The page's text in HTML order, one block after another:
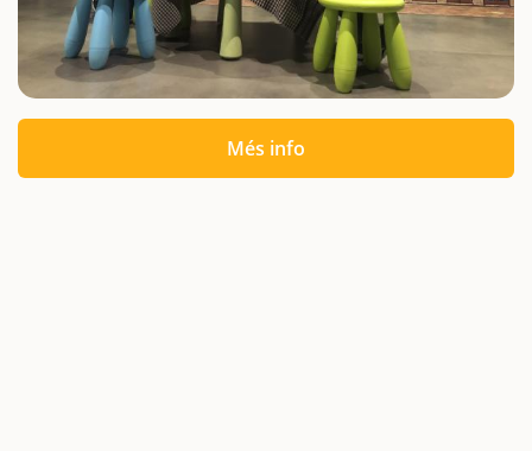
Més info